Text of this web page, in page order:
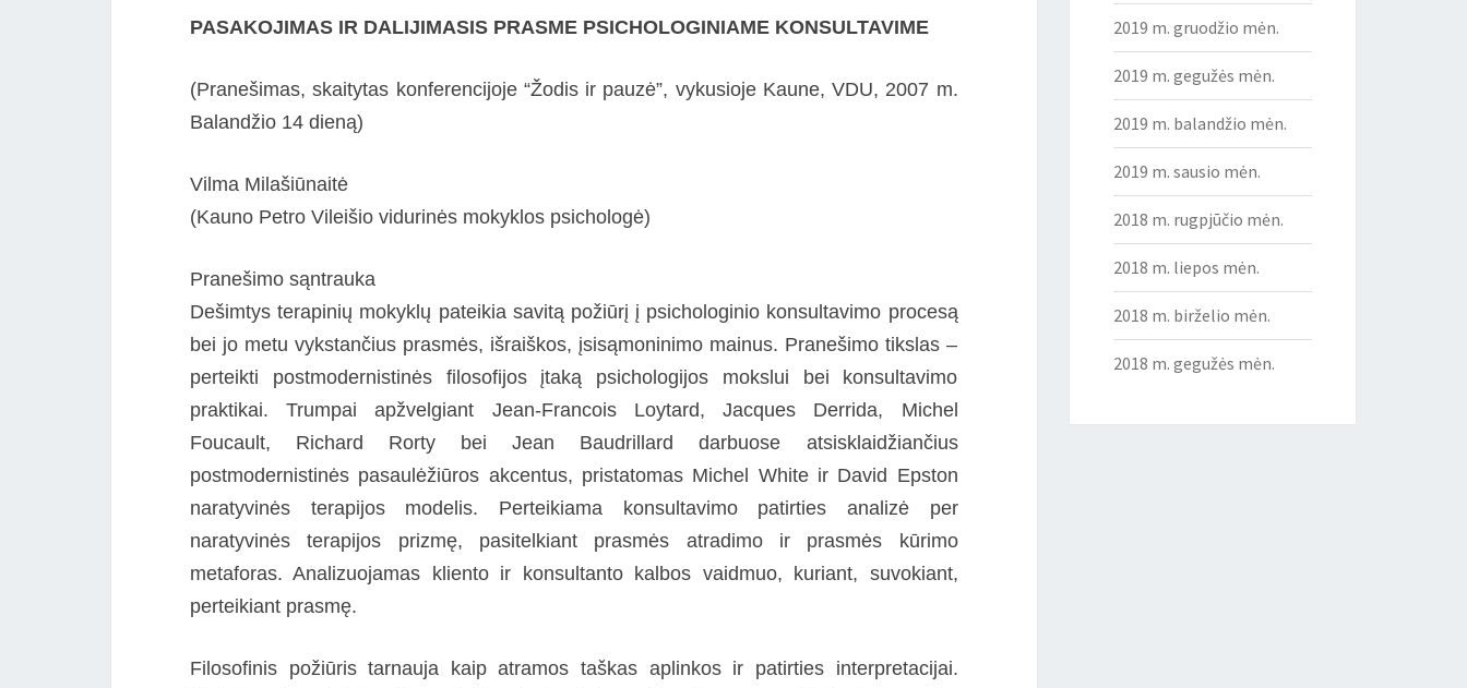
PASAKOJIMAS IR DALIJIMASIS PRASME PSICHOLOGINIAME KONSULTAVIME
(Pranešimas, skaitytas konferencijoje “Žodis ir pauzė”, vykusioje Kaune, VDU, 2007 m.
Balandžio 14 dieną)
Vilma Milašiūnaitė
(Kauno Petro Vileišio vidurinės mokyklos psichologė)
Pranešimo sąntrauka
Dešimtys terapinių mokyklų pateikia savitą požiūrį į psichologinio konsultavimo procesą
bei jo metu vykstančius prasmės, išraiškos, įsisąmoninimo mainus. Pranešimo tikslas –
perteikti postmodernistinės filosofijos įtaką psichologijos mokslui bei konsultavimo
praktikai. Trumpai apžvelgiant Jean-Francois Loytard, Jacques Derrida, Michel
Foucault, Richard Rorty bei Jean Baudrillard darbuose atsisklaidžiančius
postmodernistinės pasaulėžiūros akcentus, pristatomas Michel White ir David Epston
naratyvinės terapijos modelis. Perteikiama konsultavimo patirties analizė per
naratyvinės terapijos prizmę, pasitelkiant prasmės atradimo ir prasmės kūrimo
metaforas. Analizuojamas kliento ir konsultanto kalbos vaidmuo, kuriant, suvokiant,
perteikiant prasmę.
Filosofinis požiūris tarnauja kaip atramos taškas aplinkos ir patirties interpretacijai.
2019 m. gruodžio mėn.
2019 m. gegužės mėn.
2019 m. balandžio mėn.
2019 m. sausio mėn.
2018 m. rugpjūčio mėn.
2018 m. liepos mėn.
2018 m. birželio mėn.
2018 m. gegužės mėn.